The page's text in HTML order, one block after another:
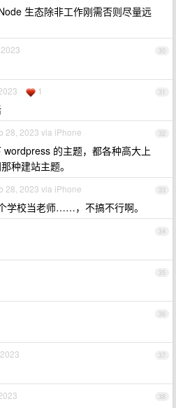
生态除非工作刚需否则尽量远
30
31
1
32
28, 2023 via iPhone
的主题，都各种高大上
种建站主题。
33
28, 2023 via iPhone
学校当老师……，不搞不行啊。
34
35
36
37
38